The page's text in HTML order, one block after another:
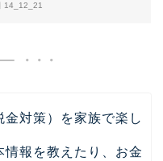
14_12_21
対策）を家族で楽し
報を教えたり、お金